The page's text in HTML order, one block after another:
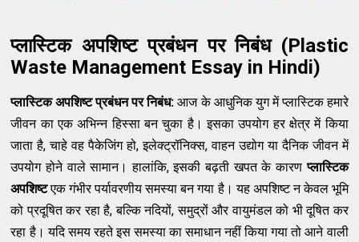
प्लास्टिक अपशिष्ट प्रबंधन पर निबंध (Plastic
Waste Management Essay in Hindi)
प्लास्टिक अपशिष्ट प्रबंधन पर निबंध: आज के आधुनिक युग में प्लास्टिक हमारे
जीवन का एक अभिन्न हिस्सा बन चुका है। इसका उपयोग हर क्षेत्र में किया
जाता है, चाहे वह पैकेजिंग हो, इलेक्ट्रॉनिक्स, वाहन उद्योग या दैनिक जीवन में
उपयोग होने वाले सामान। हालांकि, इसकी बढ़ती खपत के कारणप्लास्टिक
अपशिष्टएक गंभीर पर्यावरणीय समस्या बन गया है। यह अपशिष्ट न केवल भूमि
को प्रदूषित कर रहा है, बल्कि नदियों, समुद्रों और वायुमंडल को भी दूषित कर
रहा है। यदि समय रहते इस समस्या का समाधान नहीं किया गया तो आने वाली